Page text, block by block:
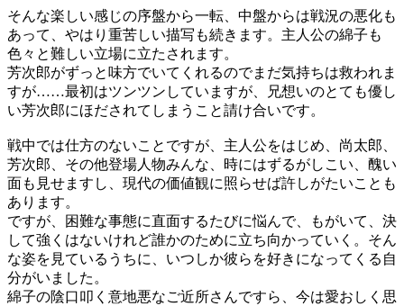
そんな楽しい感じの序盤から一転、中盤からは戦況の悪化も
あって、やはり重苦しい描写も続きます。主人公の綿子も
色々と難しい立場に立たされます。
芳次郎がずっと味方でいてくれるのでまだ気持ちは救われま
すが……最初はツンツンしていますが、兄想いのとても優し
い芳次郎にほだされてしまうこと請け合いです。
戦中では仕方のないことですが、主人公をはじめ、尚太郎、
芳次郎、その他登場人物みんな、時にはずるがしこい、醜い
面も見せますし、現代の価値観に照らせば許しがたいことも
あります。
ですが、困難な事態に直面するたびに悩んで、もがいて、決
して強くはないけれど誰かのために立ち向かっていく。そん
な姿を見ているうちに、いつしか彼らを好きになってくる自
分がいました。
綿子の陰口叩く意地悪なご近所さんですら、今は愛おしく思